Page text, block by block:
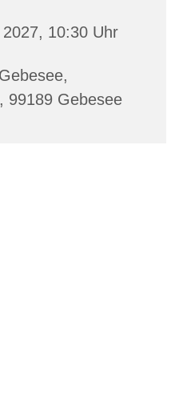
10:30 Uhr
99189 Gebesee